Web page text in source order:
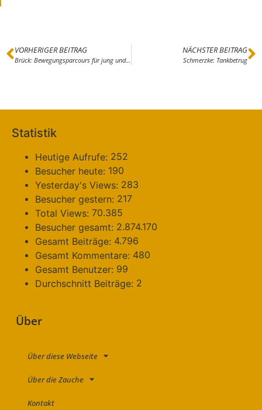
VORHERIGER BEITRAG
Brück: Bewegungsparcours für jung und alt
NÄCHSTER BEITRAG
Schmerzke: Tankbetrug
Statistik
Heutige Aufrufe: 252
Besucher heute: 190
Yesterday's Views: 283
Besucher gestern: 217
Total Views: 70.385
Besucher gesamt: 2.874.170
Gesamt Beiträge: 4.796
Gesamt Kommentare: 480
Gesamt Benutzer: 99
Durchschnitt Beiträge: 2
Über
Über diese Webseite
Über die Zauche
Kontakt